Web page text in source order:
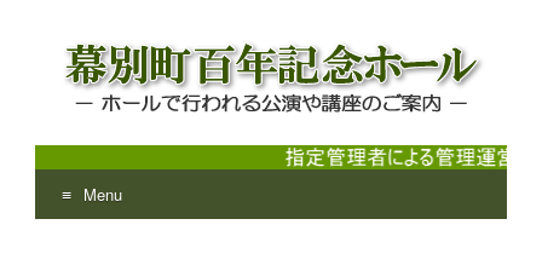
幕別町百年記念ホール
ホールで行われる公演や講座のご案内
Menu